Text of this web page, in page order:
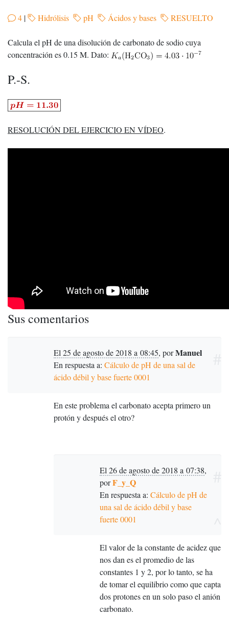
4 | Hidrólisis pH Ácidos y bases RESUELTO
Calcula el pH de una disolución de carbonato de sodio cuya
concentración es 0.15 M. Dato:
P.-S.
RESOLUCIÓN DEL EJERCICIO EN VÍDEO.
Sus comentarios
El 25 de agosto de 2018 a 08:45, porManuel
En respuesta a: Cálculo de pH de una sal de
ácido débil y base fuerte 0001
En este problema el carbonato acepta primero un
protón y después el otro?
El 26 de agosto de 2018 a 07:38,
porF_y_Q
En respuesta a: Cálculo de pH de
una sal de ácido débil y base
fuerte 0001
El valor de la constante de acidez que
nos dan es el promedio de las
constantes 1 y 2, por lo tanto, se ha
de tomar el equilibrio como que capta
dos protones en un solo paso el anión
carbonato.